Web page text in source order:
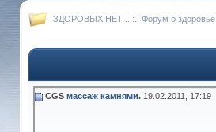
ЗДОРОВЫХ.НЕТ ..::.. Форум о здоровье
CGS массаж камнями. 19.02.2011, 17:19